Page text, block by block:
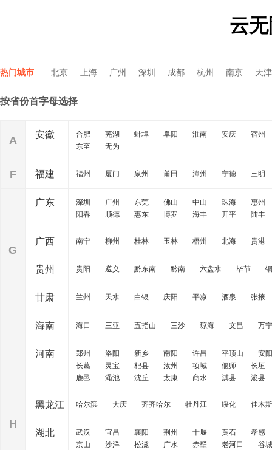
云
热门城市 北京 上海 广州 深圳 成都 杭州 南京 天津
按省份首字母选择
A 安徽 合肥 芜湖 蚌埠 阜阳 淮南 安庆
宿州
东至
无为
F 福建 福州 厦门 泉州 莆田 漳州 宁德 三明
G
广东 深圳 广州 东莞 佛山 中山 珠海
惠州
阳春
顺德 惠东 博罗 海丰 开平 陆丰
广西 南宁 柳州 桂林 玉林 梧州 北海 贵港
贵州 贵阳 遵义 黔东南 黔南 六盘水 毕节
甘肃 兰州 天水 白银 庆阳 平凉 酒泉 张掖
H
海南 海口 三亚 五指山 三沙 琼海 文昌 万宁
河南 郑州 洛阳 新乡 南阳 许昌 平顶山
安阳
长葛
灵宝 杞县 汝州 项城 偃师
长垣
鹿邑
渑池 沈丘 太康 商水 淇县 浚县
黑龙江 哈尔滨 大庆 齐齐哈尔 牡丹江 绥化 佳木斯
湖北 武汉 宜昌 襄阳 荆州 十堰 黄石
孝感
京山
沙洋 松滋 广水 赤壁 老河口 谷城